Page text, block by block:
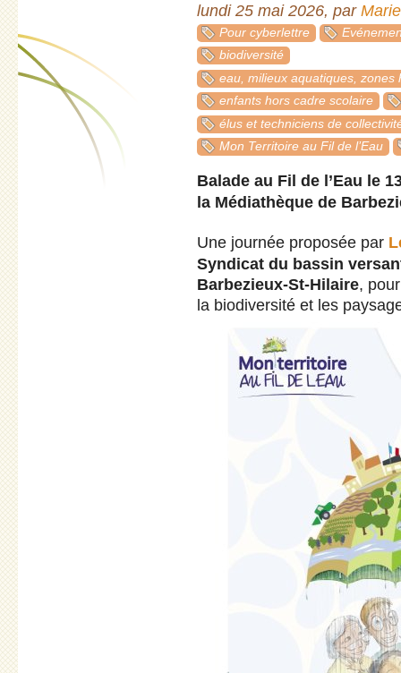
lundi 25 mai 2026, par
Pour cyberlettre
biodiversité
eau, milieux aquatiques, zones
enfants hors cadre scolaire
élus et techniciens de
Mon Territoire au Fil de l’Eau
Balade au Fil de l’Eau le
la Médiathèque de
Une journée proposée par
Syndicat du bassin
Barbezieux-St-Hilaire,
la biodiversité et les